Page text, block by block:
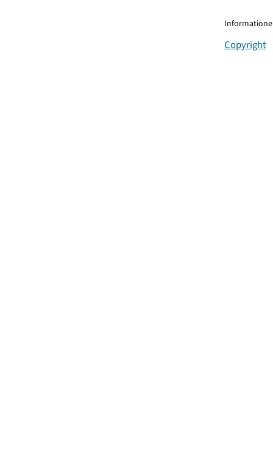
Copyright